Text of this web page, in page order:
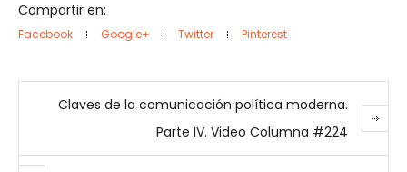
Compartir en:
Facebook Google+ Twitter Pinterest
Claves de la comunicación política moderna.
Parte IV. Video Columna #224